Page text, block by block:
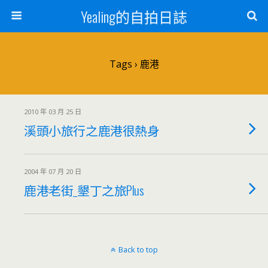
Yealing的自拍日誌
Tags › 鹿港
2010 年 03 月 25 日
溪頭小旅行之鹿港很熱身
2004 年 07 月 20 日
鹿港老街_墾丁之旅Plus
Back to top